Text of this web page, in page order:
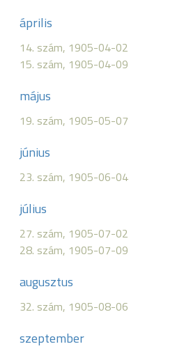
április
14. szám, 1905-04-02
15. szám, 1905-04-09
május
19. szám, 1905-05-07
június
23. szám, 1905-06-04
július
27. szám, 1905-07-02
28. szám, 1905-07-09
augusztus
32. szám, 1905-08-06
szeptember